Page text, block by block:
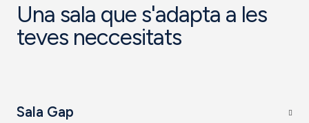
Una sala que s'adapta a les
teves neccesitats
Sala Gap